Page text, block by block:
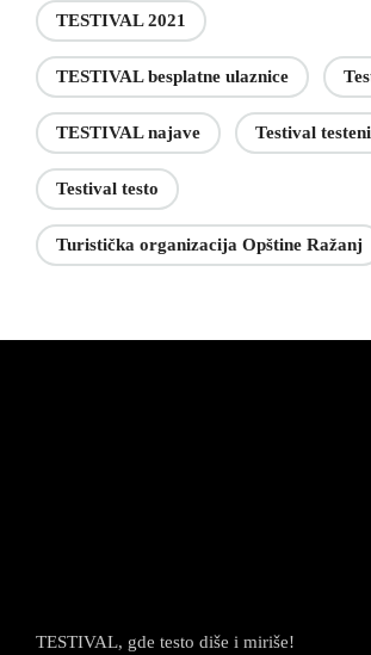
TESTIVAL 2021
TESTIVAL besplatne ulaznice
TESTIVAL najave Testival
Testival testo
Turistička organizacija Opštine Ražanj
TESTIVAL, gde testo diše i miriše!